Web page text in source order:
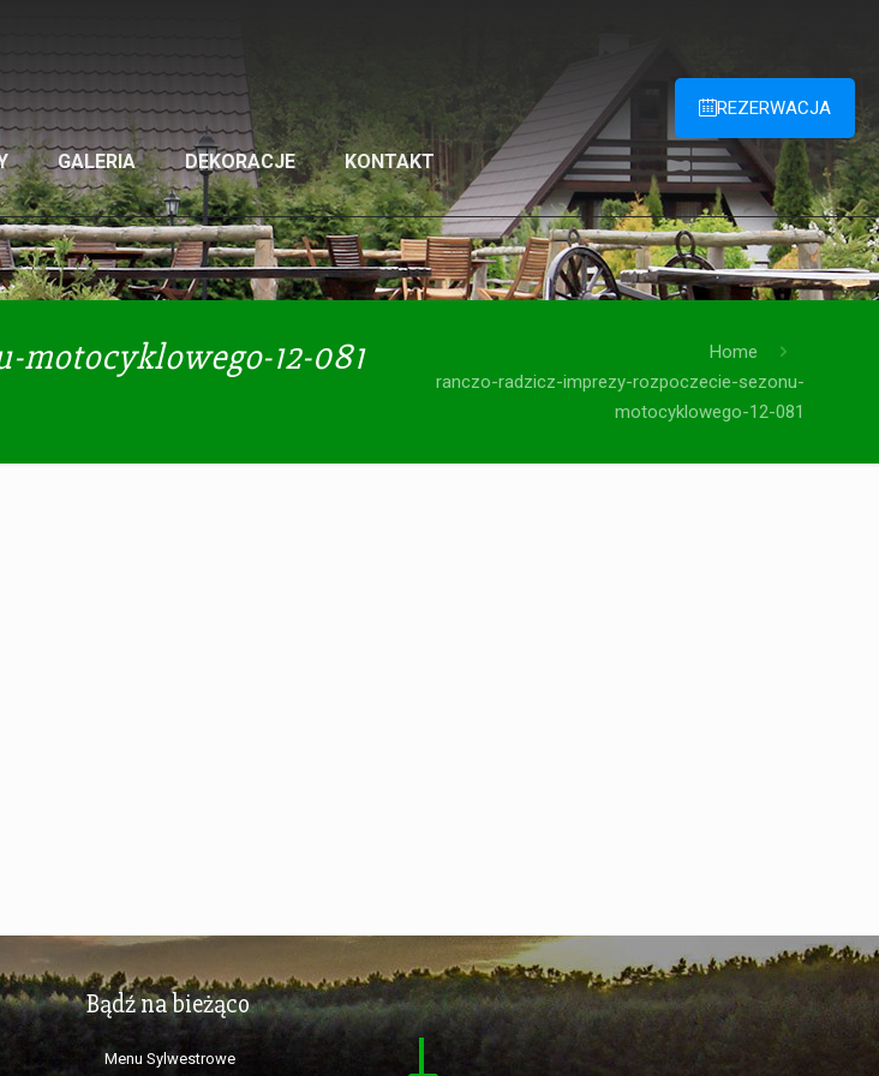
GALERIA DEKORACJE KONTAKT
REZERWACJA
12-081
Home
ranczo-radzicz-imprezy-rozpoczecie-sezonu-
motocyklowego-12-081
Bądź na bieżąco
Menu Sylwestrowe